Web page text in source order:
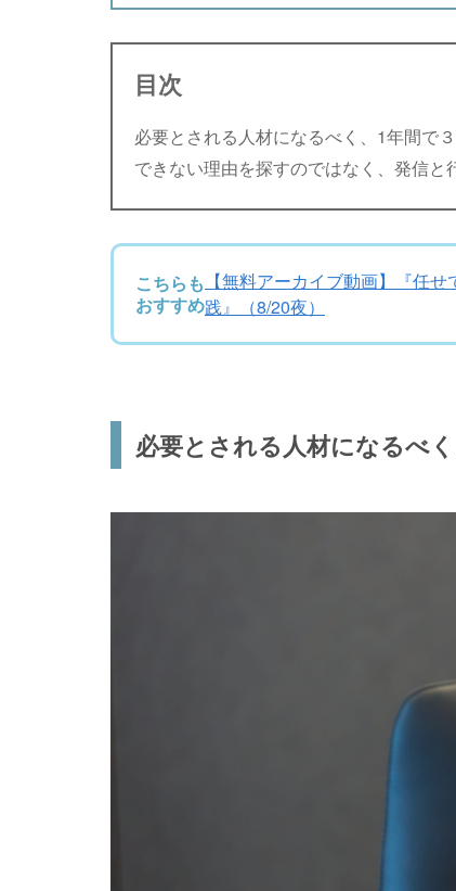
目次
必要とされる人材になるべく、1年間で
できない理由を探すのではなく、発信と
こちらも
おすすめ
【無料アーカイブ動画】『任
践』（8/20夜）
必要とされる人材になるべ